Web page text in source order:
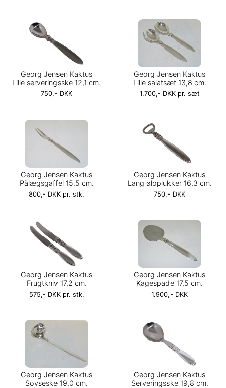
Georg Jensen Kaktus
Lille serveringsske 12,1 cm.
750,- DKK
Georg Jensen Kaktus
Lille salatsæt 13,8 cm.
1.700,- DKK pr. sæt
Georg Jensen Kaktus
Pålægsgaffel 15,5 cm.
800,- DKK pr. stk.
Georg Jensen Kaktus
Lang øloplukker 16,3 cm.
750,- DKK
Georg Jensen Kaktus
Frugtkniv 17,2 cm.
575,- DKK pr. stk.
Georg Jensen Kaktus
Kagespade 17,5 cm.
1.900,- DKK
Georg Jensen Kaktus
Sovseske 19,0 cm.
Georg Jensen Kaktus
Serveringsske 19,8 cm.